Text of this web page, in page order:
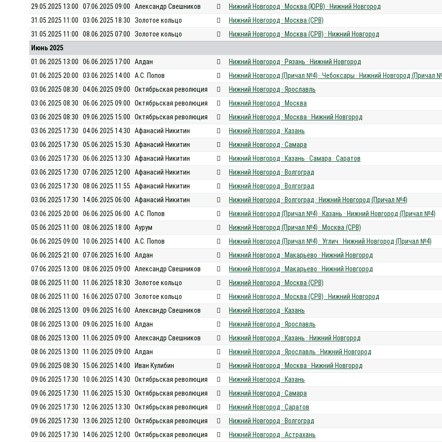
29.05.2025 13:00 07.06.2025 09:00 Александр Свешников
Нижний Новгород · Москва (ЮРВ) · Нижний Новгород
31.05.2025 11:00
03.06.2025 18:30 Золотое кольцо
Нижний Новгород · Москва (СРВ)
31.05.2025 11:00
08.06.2025 07:00 Золотое кольцо
Нижний Новгород · Москва (СРВ) · Нижний Новгород
Июнь 2025
01.06.2025 13:00
06.06.2025 17:00 Алдан
Нижний Новгород · Рязань · Нижний Новгород
01.06.2025 20:00
03.06.2025 14:00 А.С. Попов
Нижний Новгород (Причал №4) · Чебоксары · Нижний Новгород (Причал
03.06.2025 08:30
04.06.2025 09:00 Октябрьская революция
Нижний Новгород · Ярославль
03.06.2025 08:30
06.06.2025 09:00 Октябрьская революция
Нижний Новгород · Москва
03.06.2025 08:30
09.06.2025 15:00 Октябрьская революция
Нижний Новгород · Москва · Нижний Новгород
03.06.2025 17:30
04.06.2025 14:30 Афанасий Никитин
Нижний Новгород · Казань
03.06.2025 17:30
05.06.2025 15:30 Афанасий Никитин
Нижний Новгород · Самара
03.06.2025 17:30
06.06.2025 13:30 Афанасий Никитин
Нижний Новгород · Казань · Самара · Саратов
03.06.2025 17:30
07.06.2025 12:00 Афанасий Никитин
Нижний Новгород · Волгоград
03.06.2025 17:30
08.06.2025 11:55 Афанасий Никитин
Нижний Новгород · Волгоград
03.06.2025 17:30
14.06.2025 06:00 Афанасий Никитин
Нижний Новгород · Волгоград · Нижний Новгород (Причал №4)
03.06.2025 20:00
06.06.2025 06:00 А.С. Попов
Нижний Новгород (Причал №4) · Казань · Нижний Новгород (Причал №4)
05.06.2025 11:00
08.06.2025 18:00 Аурум
Нижний Новгород (Причал №4) · Москва (СРВ)
06.06.2025 09:00
10.06.2025 14:00 А.С. Попов
Нижний Новгород (Причал №4) · Углич · Нижний Новгород (Причал №4)
06.06.2025 21:00
07.06.2025 16:00 Алдан
Нижний Новгород · Макарьево · Нижний Новгород
07.06.2025 13:00
08.06.2025 09:00 Александр Свешников
Нижний Новгород · Макарьево · Нижний Новгород
08.06.2025 11:00
11.06.2025 18:30 Золотое кольцо
Нижний Новгород · Москва (СРВ)
08.06.2025 11:00
16.06.2025 07:00 Золотое кольцо
Нижний Новгород · Москва (СРВ) · Нижний Новгород
08.06.2025 13:00
09.06.2025 16:00 Александр Свешников
Нижний Новгород · Казань
08.06.2025 13:00
09.06.2025 16:00 Алдан
Нижний Новгород · Ярославль
08.06.2025 13:00
11.06.2025 09:00 Александр Свешников
Нижний Новгород · Казань · Нижний Новгород
08.06.2025 13:00
11.06.2025 09:00 Алдан
Нижний Новгород · Ярославль · Нижний Новгород
09.06.2025 08:30
15.06.2025 14:00 Иван Кулибин
Нижний Новгород · Москва · Нижний Новгород
09.06.2025 17:30
10.06.2025 14:30 Октябрьская революция
Нижний Новгород · Казань
09.06.2025 17:30
11.06.2025 15:30 Октябрьская революция
Нижний Новгород · Самара
09.06.2025 17:30
12.06.2025 13:30 Октябрьская революция
Нижний Новгород · Саратов
09.06.2025 17:30
13.06.2025 12:00 Октябрьская революция
Нижний Новгород · Волгоград
09.06.2025 17:30
14.06.2025 12:00 Октябрьская революция Нижний Новгород · Астрахань